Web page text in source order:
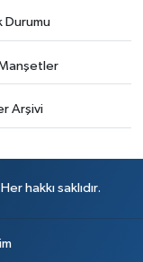
Durumu
Arşivi
hakkı saklıdır.